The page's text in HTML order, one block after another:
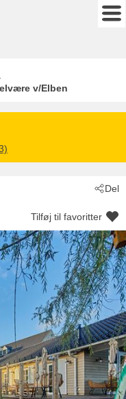
v/Elben
Del
Tilføj til favoritter